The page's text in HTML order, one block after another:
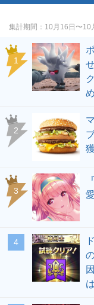
集計期間 10月16日〜10